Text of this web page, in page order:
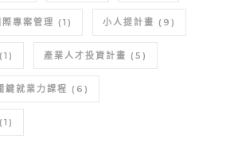
際專案管理 (1) 小人提計畫 (9)
(1) 產業人才投資計畫 (5)
鍵就業力課程 (6)
(1)